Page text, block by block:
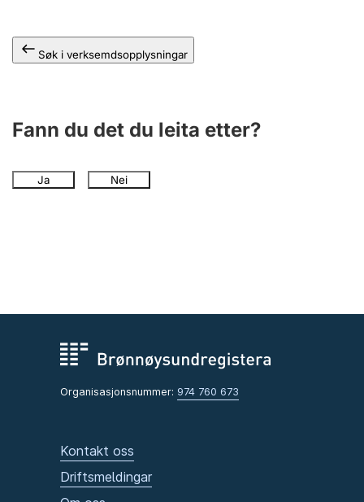
Søk i verksemdsopplysningar
Fann du det du leita etter?
Ja Nei
Organisasjonsnummer: 974 760 673
Kontakt oss
Driftsmeldingar